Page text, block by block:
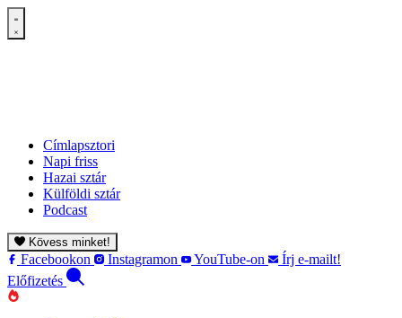
Címlapsztori
Napi friss
Hazai sztár
Külföldi sztár
Podcast
Kövess minket!
Facebookon Instagramon YouTube-on
Írj e-mailt!
Előfizetés